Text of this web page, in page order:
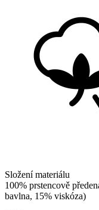
Složení materiálu
100% prstencově
bavlna, 15% viskóza)